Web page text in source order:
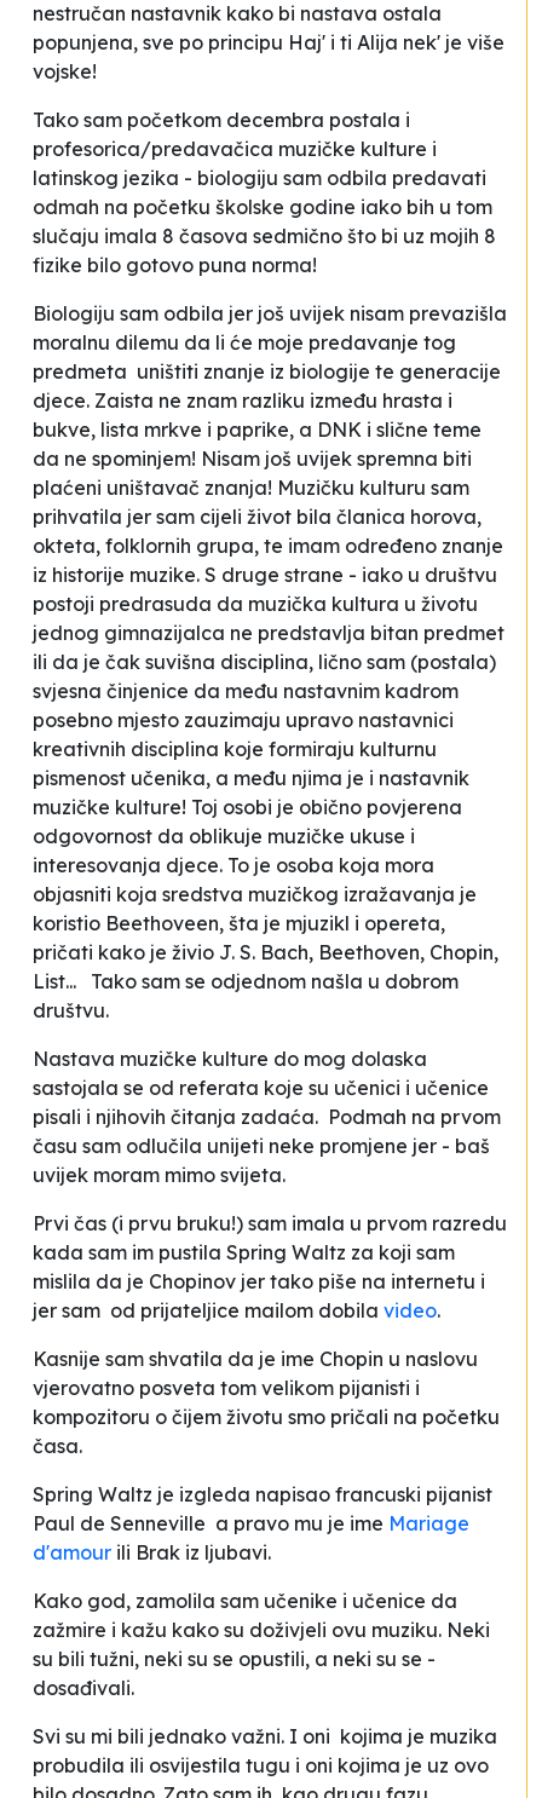
nestručan nastavnik kako bi nastava ostala
popunjena, sve po principu Haj' i ti Alija nek' je više
vojske!
Tako sam početkom decembra postala i
profesorica/predavačica muzičke kulture i
latinskog jezika - biologiju sam odbila predavati
odmah na početku školske godine iako bih u tom
slučaju imala 8 časova sedmično što bi uz mojih 8
fizike bilo gotovo puna norma!
Biologiju sam odbila jer još uvijek nisam prevazišla
moralnu dilemu da li će moje predavanje tog
predmeta uništiti znanje iz biologije te generacije
djece. Zaista ne znam razliku između hrasta i
bukve, lista mrkve i paprike, a DNK i slične teme
da ne spominjem! Nisam još uvijek spremna biti
plaćeni uništavač znanja! Muzičku kulturu sam
prihvatila jer sam cijeli život bila članica horova,
okteta, folklornih grupa, te imam određeno znanje
iz historije muzike. S druge strane - iako u društvu
postoji predrasuda da muzička kultura u životu
jednog gimnazijalca ne predstavlja bitan predmet
ili da je čak suvišna disciplina, lično sam (postala)
svjesna činjenice da među nastavnim kadrom
posebno mjesto zauzimaju upravo nastavnici
kreativnih disciplina koje formiraju kulturnu
pismenost učenika, a među njima je i nastavnik
muzičke kulture! Toj osobi je obično povjerena
odgovornost da oblikuje muzičke ukuse i
interesovanja djece. To je osoba koja mora
objasniti koja sredstva muzičkog izražavanja je
koristio Beethoveen, šta je mjuzikl i opereta,
pričati kako je živio J. S. Bach, Beethoven, Chopin,
List... Tako sam se odjednom našla u dobrom
društvu.
Nastava muzičke kulture do mog dolaska
sastojala se od referata koje su učenici i učenice
pisali i njihovih čitanja zadaća. Podmah na prvom
času sam odlučila unijeti neke promjene jer - baš
uvijek moram mimo svijeta.
Prvi čas (i prvu bruku!) sam imala u prvom razredu
kada sam im pustila Spring Waltz za koji sam
mislila da je Chopinov jer tako piše na internetu i
jer sam od prijateljice mailom dobila video.
Kasnije sam shvatila da je ime Chopin u naslovu
vjerovatno posveta tom velikom pijanisti i
kompozitoru o čijem životu smo pričali na početku
časa.
Spring Waltz je izgleda napisao francuski pijanist
Paul de Senneville a pravo mu je ime Mariage
d'amour ili Brak iz ljubavi.
Kako god, zamolila sam učenike i učenice da
zažmire i kažu kako su doživjeli ovu muziku. Neki
su bili tužni, neki su se opustili, a neki su se -
dosađivali.
Svi su mi bili jednako važni. I oni kojima je muzika
probudila ili osvijestila tugu i oni kojima je uz ovo